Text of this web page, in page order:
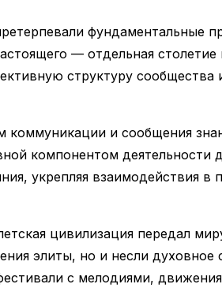
фундаментальные
— отдельная
структуру
коммуникации и сообщения
компонентом деятельности
укрепляя взаимодействия в
цивилизация передал
элиты, но и несли духовное
с мелодиями,